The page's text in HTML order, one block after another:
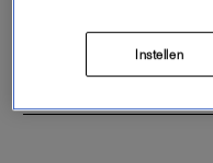
GOED
Instellen